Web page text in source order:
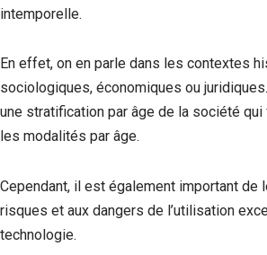
intemporelle.
En effet, on en parle dans les contextes
sociologiques, économiques ou
une stratification par âge de la société
les modalités par âge.
Cependant, il est également important de
risques et aux dangers de l’utilisation
technologie.